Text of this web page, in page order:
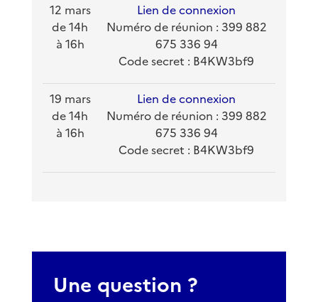
12 mars
de 14h
à 16h
Lien de connexion
Numéro de réunion : 399 882
675 336 94
Code secret : B4KW3bf9
19 mars
de 14h
à 16h
Lien de connexion
Numéro de réunion : 399 882
675 336 94
Code secret : B4KW3bf9
Une question ?